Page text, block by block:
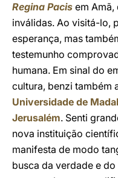
Regina Pacis em Amã,
inválidas. Ao visitá-lo,
esperança, mas
testemunho
humana. Em sinal do
cultura, benzi também
Universidade de
Jerusalém. Senti
nova instituição
manifesta de modo
busca da verdade e